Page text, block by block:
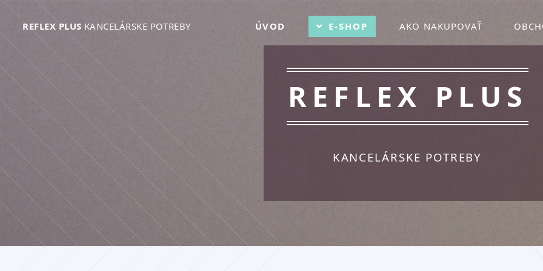
REFLEX PLUS KANCELÁRSKE POTREBY ÚVOD E-SHOP AKO NAKUPOVAŤ
REFLEX PLUS
KANCELÁRSKE POTREBY